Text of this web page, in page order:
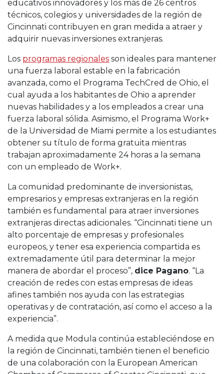
educativos innovadores y los más de 26 centros
técnicos, colegios y universidades de la región de
Cincinnati contribuyen en gran medida a atraer y
adquirir nuevas inversiones extranjeras.
Los programas regionales son ideales para mantener
una fuerza laboral estable en la fabricación
avanzada, como el Programa TechCred de Ohio, el
cual ayuda a los habitantes de Ohio a aprender
nuevas habilidades y a los empleados a crear una
fuerza laboral sólida. Asimismo, el Programa Work+
de la Universidad de Miami permite a los estudiantes
obtener su título de forma gratuita mientras
trabajan aproximadamente 24 horas a la semana
con un empleado de Work+.
La comunidad predominante de inversionistas,
empresarios y empresas extranjeras en la región
también es fundamental para atraer inversiones
extranjeras directas adicionales. “Cincinnati tiene un
alto porcentaje de empresas y profesionales
europeos, y tener esa experiencia compartida es
extremadamente útil para determinar la mejor
manera de abordar el proceso”, dice Pagano. “La
creación de redes con estas empresas de ideas
afines también nos ayuda con las estrategias
operativas y de contratación, así como el acceso a la
experiencia”.
A medida que Modula continúa estableciéndose en
la región de Cincinnati, también tienen el beneficio
de una colaboración con la European American